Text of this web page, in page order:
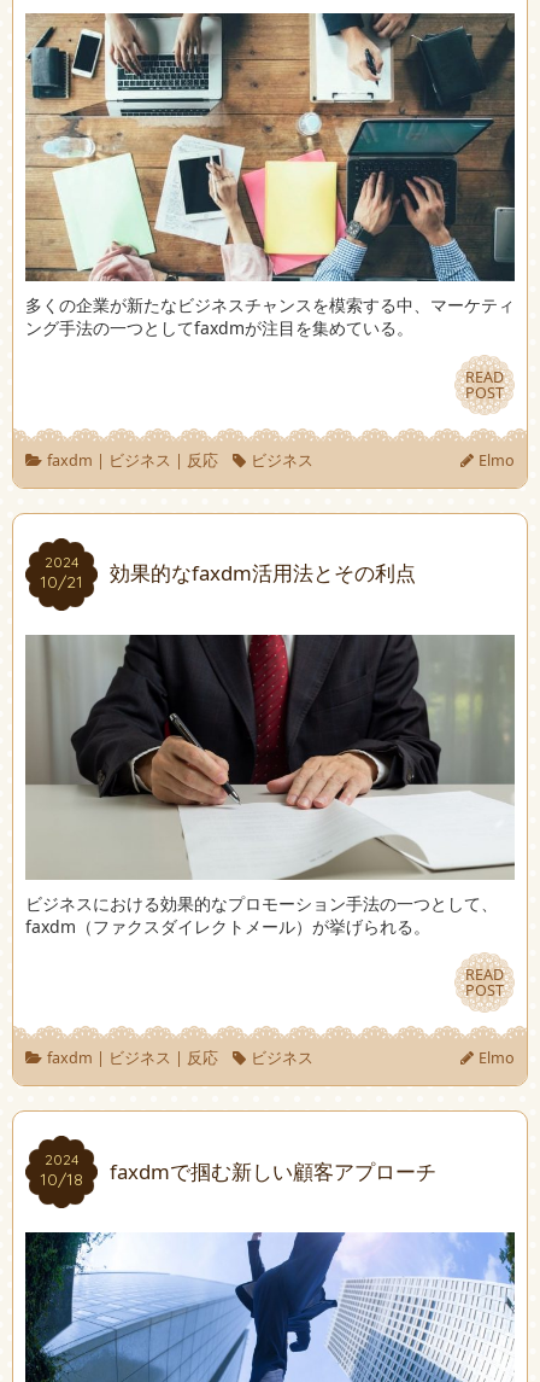
多くの企業が新たなビジネスチャンスを模索する中、マーケティ
ング手法の一つとしてfaxdmが注目を集めている。
READ
POST
READ
POST
faxdm | ビジネス | 反応 ビジネス Elmo
2024
10/21
2024
10/21 効果的なfaxdm活用法とその利点
ビジネスにおける効果的なプロモーション手法の一つとして、
faxdm（ファクスダイレクトメール）が挙げられる。
READ
POST
READ
POST
faxdm | ビジネス | 反応 ビジネス Elmo
2024
10/18
2024
10/18 faxdmで掴む新しい顧客アプローチ